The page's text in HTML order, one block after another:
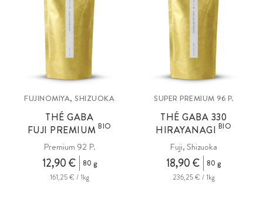
FUJINOMIYA, SHIZUOKA
THÉ GABA
FUJI PREMIUMBIO
Premium 92 P.
12,90 €
80 g
161,25 € / 1kg
SUPER PREMIUM 96 P.
THÉ GABA 330
HIRAYANAGIBIO
Fuji, Shizuoka
18,90 €
80 g
236,25 € / 1kg